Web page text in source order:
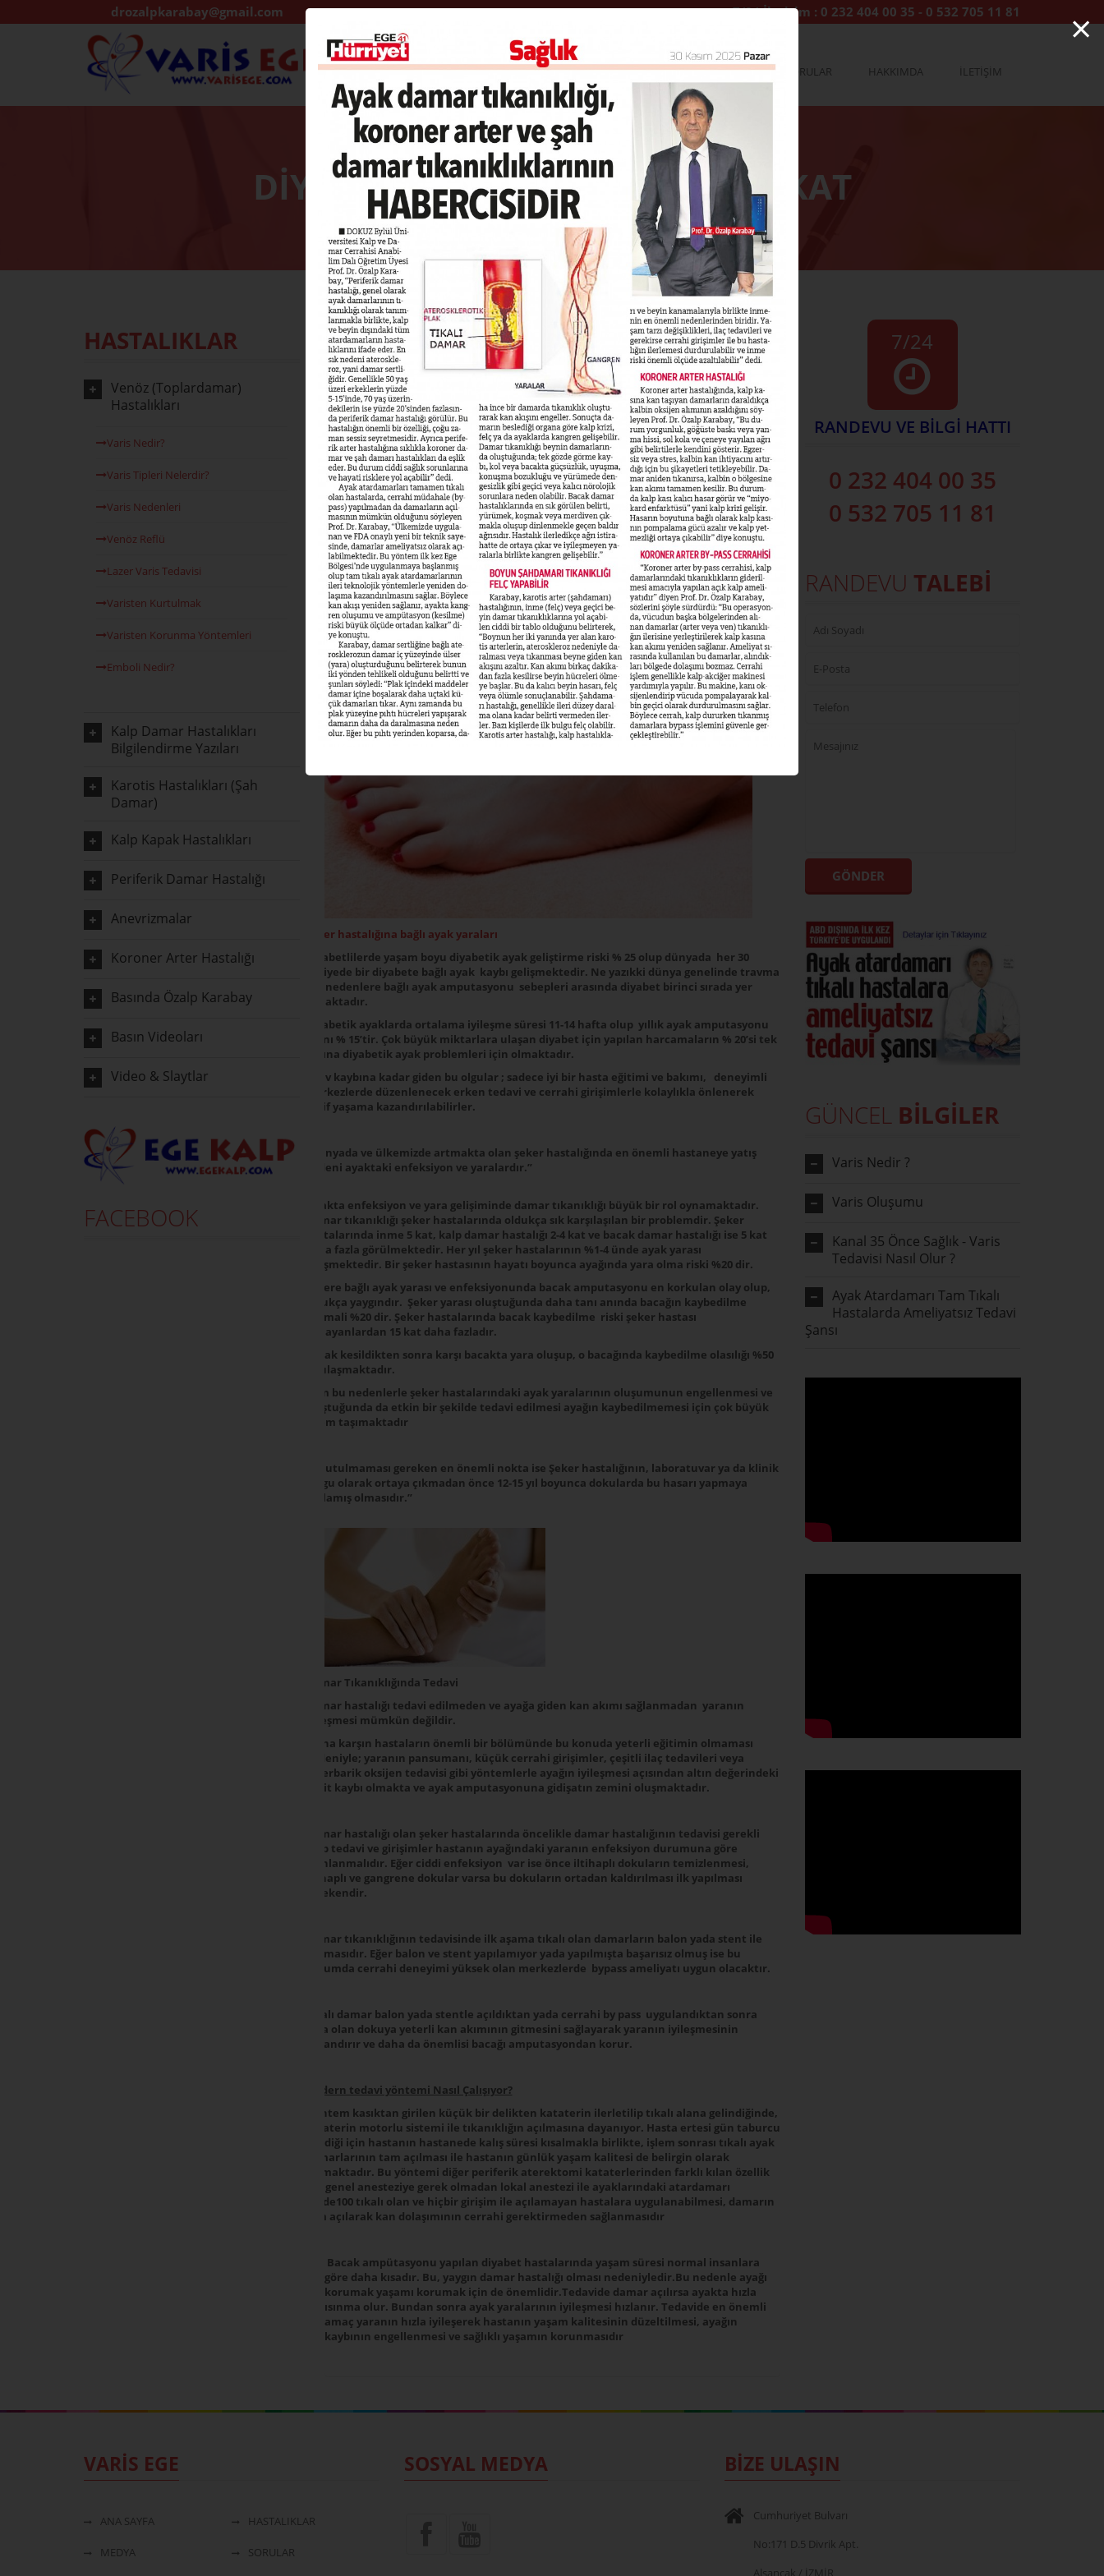
drozalpkarabay@gmail.com 7/24 İletişim : 0 232 404 00 35 - 0 532 705 11 81
ANA SAYFA HASTALIKLAR MEDYA SORULAR HAKKIMDA İLETİŞİM
DİYABETİK AYAK YARASINA DİKKAT
HASTALIKLAR
Venöz (Toplardamar)
Hastalıkları
Varis Nedir?
Varis Tipleri Nelerdir?
Varis Nedenleri
Venöz Reflü
Lazer Varis Tedavisi
Varisten Kurtulmak
Varisten Korunma Yöntemleri
Emboli Nedir?
Kalp Damar Hastalıkları
Bilgilendirme Yazıları
Karotis Hastalıkları (Şah
Damar)
Kalp Kapak Hastalıkları
Periferik Damar Hastalığı
Anevrizmalar
Koroner Arter Hastalığı
Basında Özalp Karabay
Basın Videoları
Video & Slaytlar
FACEBOOK
Diyabetik ayak; diyabet yani şeker hastalarında ayak, parmak ya da topuklarda oluşan
yaraların tanımlaması olup , bu basit bir yara olarak algılanmamalıdır ve İleri evre
diyabet hastalığı göstergesidir.
Şeker ayağı olarak adlandırılan diyabetik ayak yarası genellikle 5-10 yıldan uzun süredir
diyabeti olan hastalarda görülür ve diyabetin süresi arttıkça görülme ihtimali de artar.
Her 5 şeker hastasının birinde yaşamı boyunca ayakta yara oluşma riski vardır.
Diyabetik ayak yaralarının yaklaşık yarısında damar tıkanması olmasına rağmen bu
genellikle ihmal edilir. Bu nedenle ayağında yara çıkan bir diyabetik hastanın bacak
damar tıkanıklığı yönünden acil değerlendirilmesi önemlidir. Çünkü damar tıkanıklığı
varsa, bu damarların kanlanması sağlanmadığından yaranın iyileşmesi daha uzun
sürmekte, vakit kaybı nedeniyle ayak kaybına kadar giden istenmeyen olaylar
gelişebilmektedir.
Şeker hastalığına bağlı ayak yaraları
Diyabetlilerde yaşam boyu diyabetik ayak geliştirme riski % 25 olup dünyada her 30
saniyede bir diyabete bağlı ayak kaybı gelişmektedir. Ne yazıkki dünya genelinde travma
dışı nedenlere bağlı ayak amputasyonu sebepleri arasında diyabet birinci sırada yer
almaktadır.
Diyabetik ayaklarda ortalama iyileşme süresi 11-14 hafta olup yıllık ayak amputasyonu
oranı % 15’tir. Çok büyük miktarlara ulaşan diyabet için yapılan harcamaların % 20’si tek
başına diyabetik ayak problemleri için olmaktadır.
Uzuv kaybına kadar giden bu olgular ; sadece iyi bir hasta eğitimi ve bakımı, deneyimli
merkezlerde düzenlenecek erken tedavi ve cerrahi girişimlerle kolaylıkla önlenerek
aktif yaşama kazandırılabilirler.
“Dünyada ve ülkemizde artmakta olan şeker hastalığında en önemli hastaneye yatış
nedeni ayaktaki enfeksiyon ve yaralardır.”
Ayakta enfeksiyon ve yara gelişiminde damar tıkanıklığı büyük bir rol oynamaktadır.
Damar tıkanıklığı şeker hastalarında oldukça sık karşılaşılan bir problemdir. Şeker
hastalarında inme 5 kat, kalp damar hastalığı 2-4 kat ve bacak damar hastalığı ise 5 kat
daha fazla görülmektedir. Her yıl şeker hastalarının %1-4 ünde ayak yarası
gelişmektedir. Bir şeker hastasının hayatı boyunca ayağında yara olma riski %20 dir.
Şekere bağlı ayak yarası ve enfeksiyonunda bacak amputasyonu en korkulan olay olup,
oldukça yaygındır. Şeker yarası oluştuğunda daha tanı anında bacağın kaybedilme
ihtimali %20 dir. Şeker hastalarında bacak kaybedilme riski şeker hastası
olmayanlardan 15 kat daha fazladır.
Bacak kesildikten sonra karşı bacakta yara oluşup, o bacağında kaybedilme olasılığı %50
ye ulaşmaktadır.
Tüm bu nedenlerle şeker hastalarındaki ayak yaralarının oluşumunun engellenmesi ve
oluştuğunda da etkin bir şekilde tedavi edilmesi ayağın kaybedilmemesi için çok büyük
önem taşımaktadır
“Unutulmaması gereken en önemli nokta ise Şeker hastalığının, laboratuvar ya da klinik
bulgu olarak ortaya çıkmadan önce 12-15 yıl boyunca dokularda bu hasarı yapmaya
başlamış olmasıdır.”
Damar Tıkanıklığında Tedavi
Damar hastalığı tedavi edilmeden ve ayağa giden kan akımı sağlanmadan yaranın
iyileşmesi mümkün değildir.
Buna karşın hastaların önemli bir bölümünde bu konuda yeterli eğitimin olmaması
nedeniyle; yaranın pansumanı, küçük cerrahi girişimler, çeşitli ilaç tedavileri veya
hiperbarik oksijen tedavisi gibi yöntemlerle ayağın iyileşmesi açısından altın değerindeki
vakit kaybı olmakta ve ayak amputasyonuna gidişatın zemini oluşmaktadır.
Damar hastalığı olan şeker hastalarında öncelikle damar hastalığının tedavisi gerekli
olup tedavi ve girişimler hastanın ayağındaki yaranın enfeksiyon durumuna göre
planlanmalıdır. Eğer ciddi enfeksiyon var ise önce iltihaplı dokuların temizlenmesi,
iltihaplı ve gangrene dokular varsa bu dokuların ortadan kaldırılması ilk yapılması
gerekendir.
Damar tıkanıklığının tedavisinde ilk aşama tıkalı olan damarların balon yada stent ile
açılmasıdır. Eğer balon ve stent yapılamıyor yada yapılmışta başarısız olmuş ise bu
durumda cerrahi deneyimi yüksek olan merkezlerde bypass ameliyatı uygun olacaktır.
Tıkalı damar balon yada stentle açıldıktan yada cerrahi by pass uygulandıktan sonra
yara olan dokuya yeterli kan akımının gitmesini sağlayarak yaranın iyileşmesinin
hızlandırır ve daha da önemlisi bacağı amputasyondan korur.
Modern tedavi yöntemi Nasıl Çalışıyor?
Yöntem kasıktan girilen küçük bir delikten kataterin ilerletilip tıkalı alana gelindiğinde,
kataterin motorlu sistemi ile tıkanıklığın açılmasına dayanıyor. Hasta ertesi gün taburcu
edildiği için hastanın hastanede kalış süresi kısalmakla birlikte, işlem sonrası tıkalı ayak
damarlarının tam açılması ile hastanın günlük yaşam kalitesi de belirgin olarak
artmaktadır. Bu yöntemi diğer periferik aterektomi kataterlerinden farklı kılan özellik
ise; genel anesteziye gerek olmadan lokal anestezi ile ayaklarındaki atardamarı
yüzde100 tıkalı olan ve hiçbir girişim ile açılamayan hastalara uygulanabilmesi, damarın
tam açılarak kan dolaşımının cerrahi gerektirmeden sağlanmasıdır
Bacak ampütasyonu yapılan diyabet hastalarında yaşam süresi normal insanlara
göre daha kısadır. Bu, yaygın damar hastalığı olması nedeniyledir.Bu nedenle ayağı
korumak yaşamı korumak için de önemlidir.Tedavide damar açılırsa ayakta hızla
ısınma olur. Bundan sonra ayak yaralarının iyileşmesi hızlanır. Tedavide en önemli
amaç yaranın hızla iyileşerek hastanın yaşam kalitesinin düzeltilmesi, ayağın
kaybının engellenmesi ve sağlıklı yaşamın korunmasıdır
7/24
RANDEVU VE BİLGİ HATTI
0 232 404 00 35
0 532 705 11 81
RANDEVU TALEBİ
GÜNCEL BİLGİLER
Varis Nedir ?
Varis Oluşumu
Kanal 35 Önce Sağlık - Varis
Tedavisi Nasıl Olur ?
Ayak Atardamarı Tam Tıkalı
Hastalarda Ameliyatsız Tedavi
Şansı
VARİS EGE
ANA SAYFA HASTALIKLAR
MEDYA SORULAR
SOSYAL MEDYA BİZE ULAŞIN
Cumhuriyet Bulvarı
No:171 D.5 Divrik Apt.
Alsancak / İZMİR
×